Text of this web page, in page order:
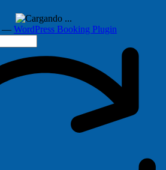
— WordPress Booking Plugin